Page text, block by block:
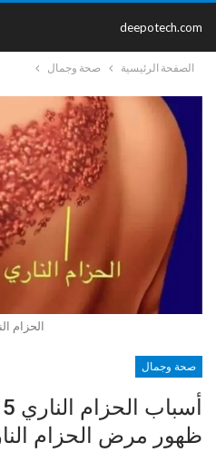
deepotech.com
الصفحة الرئيسية صحة وجمال
الحزام
صحة وجمال
ظهور مرض الحزام